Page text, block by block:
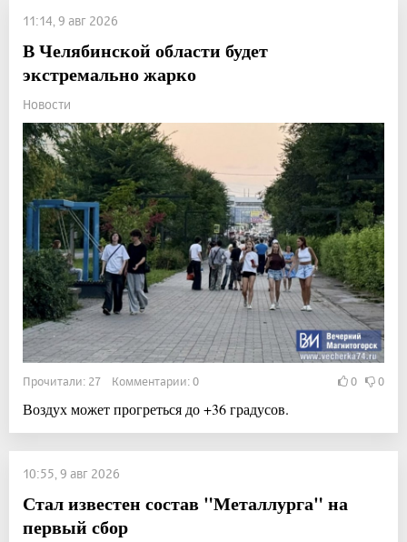
11:14, 9 авг 2026
В Челябинской области будет
экстремально жарко
Новости
Прочитали: 27 Комментарии: 0 0 0
Воздух может прогреться до +36 градусов.
10:55, 9 авг 2026
Стал известен состав "Металлурга" на
первый сбор